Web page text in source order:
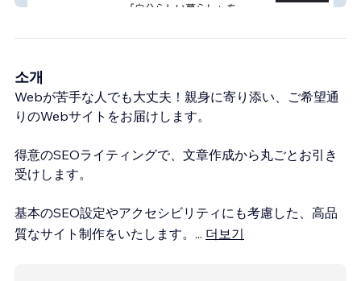
소개
Webが苦手な人でも大丈夫！親身に寄り添い、ご希望通
りのWebサイトをお届けします。
得意のSEOライティングで、文章作成から丸ごとお引き
受けします。
基本のSEO設定やアクセシビリティにも考慮した、高品
質なサイト制作をいたします。 ... 더보기